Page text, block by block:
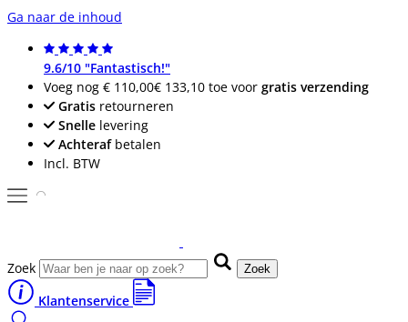
Ga naar de inhoud
9.6/10 "Fantastisch!"
Voeg nog € 110,00€ 133,10 toe voor gratis verzending
Gratis retourneren
Snelle levering
Achterafbetalen
Incl. BTW
Zoek Zoek
Klantenservice